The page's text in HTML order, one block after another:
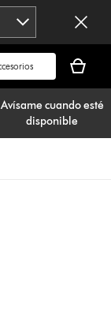
cesta
está
vacía
Avísame cuando esté
disponible